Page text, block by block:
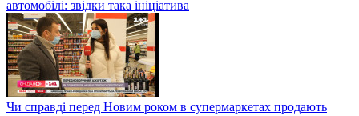
автомобілі: звідки така ініціатива
Чи справді перед Новим роком в супермаркетах продають